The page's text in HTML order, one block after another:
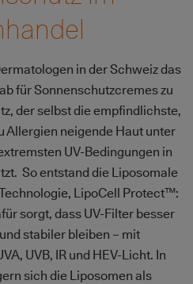
in der Schweiz das
für Sonnenschutzcremes zu
der selbst die empfindlichste,
Allergien neigende Haut unter
UV-Bedingungen in
So entstand die Liposomale
LipoCell Protect™:
sorgt, dass UV-Filter besser
stabiler bleiben – mit
UVB, IR und HEV-Licht. In
sich die Liposomen als